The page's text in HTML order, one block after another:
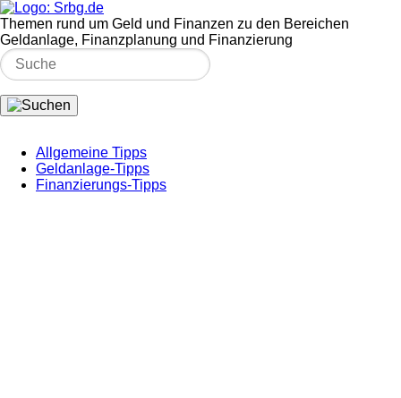
Themen rund um Geld und Finanzen zu den Bereichen
Geldanlage, Finanzplanung und Finanzierung
Allgemeine Tipps
Geldanlage-Tipps
Finanzierungs-Tipps